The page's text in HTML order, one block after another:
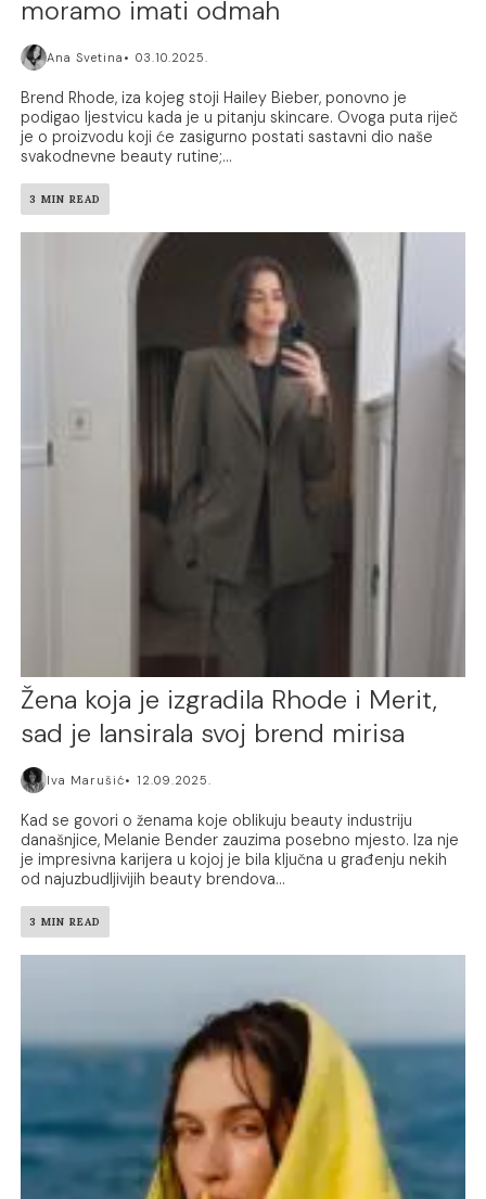
moramo imati odmah
Ana Svetina 03.10.2025.
Brend Rhode, iza kojeg stoji Hailey Bieber, ponovno je
podigao ljestvicu kada je u pitanju skincare. Ovoga puta riječ
je o proizvodu koji će zasigurno postati sastavni dio naše
svakodnevne beauty rutine;...
3 MIN READ
Žena koja je izgradila Rhode i Merit,
sad je lansirala svoj brend mirisa
Iva Marušić 12.09.2025.
Kad se govori o ženama koje oblikuju beauty industriju
današnjice, Melanie Bender zauzima posebno mjesto. Iza nje
je impresivna karijera u kojoj je bila ključna u građenju nekih
od najuzbudljivijih beauty brendova...
3 MIN READ